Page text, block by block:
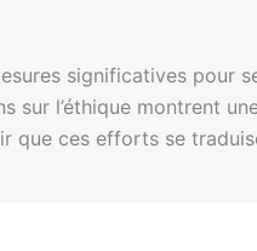
significatives pour
sur l’éthique montrent
que ces efforts se